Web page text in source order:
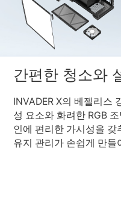
간편한 청소와
INVADER X의 베젤리스
성 요소와 화려한 RGB
인에 편리한 가시성을
유지 관리가 손쉽게 만들